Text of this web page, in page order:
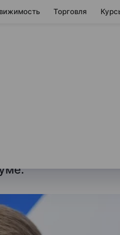
Торговля
критичны для
ведомства Илья